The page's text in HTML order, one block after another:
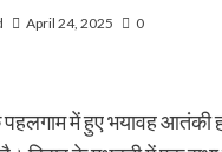
April 24, 2025 0
में हुए भयावह आतंकी